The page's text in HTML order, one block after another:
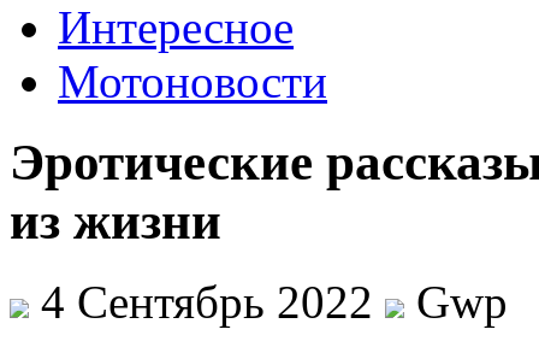
Интересное
Мотоновости
Эротические
из жизни
4 Сентябрь 2022
Gwp